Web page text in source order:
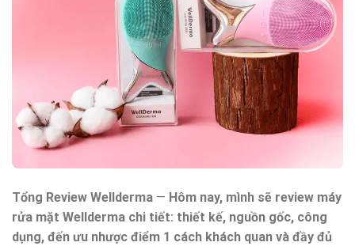
Tổng Review Wellderma — Hôm nay, mình sẽ review máy
rửa mặt Wellderma chi tiết: thiết kế, nguồn gốc, công
dụng, đến ưu nhược điểm 1 cách khách quan và đầy đủ